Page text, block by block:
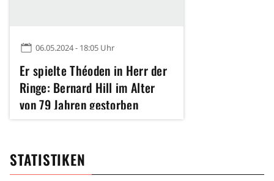
06.05.2024 - 18:05 Uhr
Er spielte Théoden in Herr der
Ringe: Bernard Hill im Alter
von 79 Jahren gestorben
STATISTIKEN